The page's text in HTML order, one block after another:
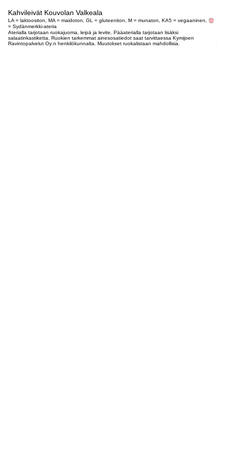
Kahvileivät Kouvolan Valkeala
LA = laktoositon, MA = maidoton, GL = gluteeniton, M = munaton, KA5 = vegaaninen,
= Sydänmerkki-ateria
Aterialla tarjotaan ruokajuoma, leipä ja levite. Pääaterialla tarjotaan lisäksi
salaatinkastiketta. Ruokien tarkemmat ainesosatiedot saat tarvittaessa Kymijoen
Ravintopalvelut Oy:n henkilökunnalta. Muutokset ruokalistaan mahdollisia.